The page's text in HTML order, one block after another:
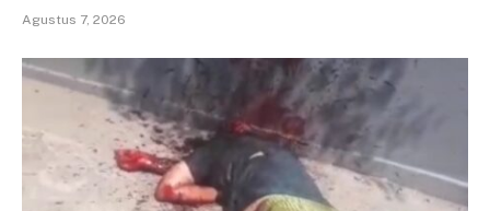
Agustus 7, 2026